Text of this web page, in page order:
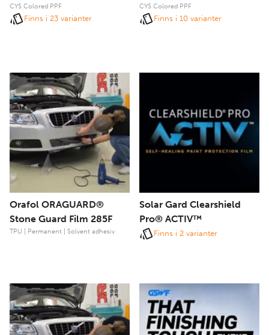
CYS Colored PPF
Finns i 23 varianter
CYS Colored PPF
Finns i 10 varianter
Orafol ORAGUARD®
Stone Guard Film 285F
TPU | Permanent | Solvent adhesiv
Solar Gard Clearshield
Pro® ACTIV™
Finns i 2 varianter